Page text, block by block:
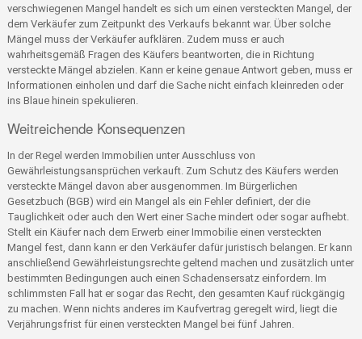
verschwiegenen Mangel handelt es sich um einen versteckten Mangel, der
dem Verkäufer zum Zeitpunkt des Verkaufs bekannt war. Über solche
Mängel muss der Verkäufer aufklären. Zudem muss er auch
wahrheitsgemäß Fragen des Käufers beantworten, die in Richtung
versteckte Mängel abzielen. Kann er keine genaue Antwort geben, muss er
Informationen einholen und darf die Sache nicht einfach kleinreden oder
ins Blaue hinein spekulieren.
Weitreichende Konsequenzen
In der Regel werden Immobilien unter Ausschluss von
Gewährleistungsansprüchen verkauft. Zum Schutz des Käufers werden
versteckte Mängel davon aber ausgenommen. Im Bürgerlichen
Gesetzbuch (BGB) wird ein Mangel als ein Fehler definiert, der die
Tauglichkeit oder auch den Wert einer Sache mindert oder sogar aufhebt.
Stellt ein Käufer nach dem Erwerb einer Immobilie einen versteckten
Mangel fest, dann kann er den Verkäufer dafür juristisch belangen. Er kann
anschließend Gewährleistungsrechte geltend machen und zusätzlich unter
bestimmten Bedingungen auch einen Schadensersatz einfordern. Im
schlimmsten Fall hat er sogar das Recht, den gesamten Kauf rückgängig
zu machen. Wenn nichts anderes im Kaufvertrag geregelt wird, liegt die
Verjährungsfrist für einen versteckten Mangel bei fünf Jahren.